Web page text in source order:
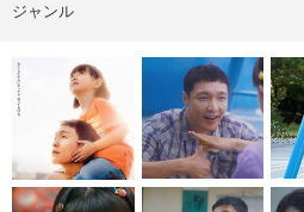
ジャンル